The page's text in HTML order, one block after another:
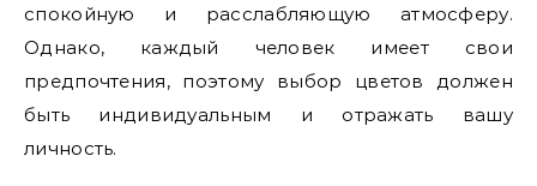
спокойную и расслабляющую атмосферу.
Однако, каждый человек имеет свои
предпочтения, поэтому выбор цветов должен
быть индивидуальным и отражать вашу
личность.